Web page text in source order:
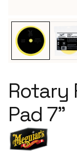
Rotary
Pad 7"